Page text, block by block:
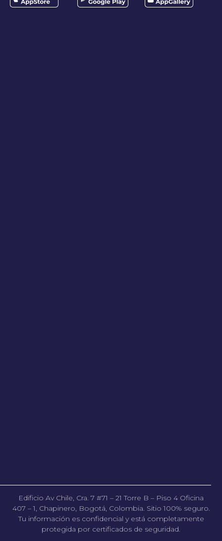
Edificio Av Chile, Cra. 7 #71 – 21 Torre B – Piso 4 Oficina
407 – 1, Chapinero, Bogotá, Colombia. Sitio 100% seguro.
Tu información es confidencial y está completamente
protegida por certificados de seguridad.